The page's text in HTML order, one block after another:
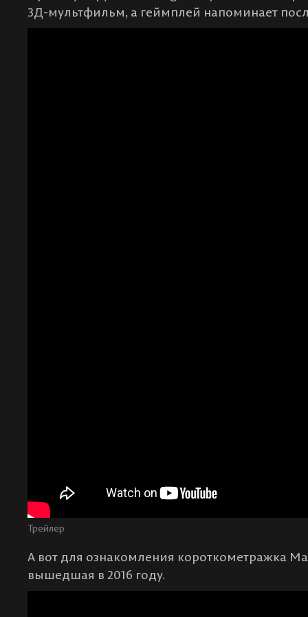
3Д-мультфильм, а геймплей напоминает
Трейлер
А вот для ознакомления короткометражка
вышедшая в 2016 году.